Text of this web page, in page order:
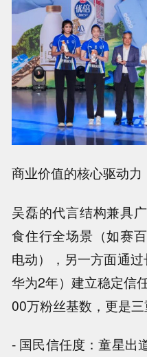
商业价值的核心驱动力
吴磊的代言结构兼具
食住行全场景（如赛
电动），另一方面通过
华为2年）建立稳定信
00万粉丝基数，更是三
- 国民信任度：童星出